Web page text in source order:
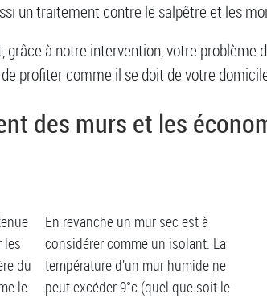
un traitement contre le salpêtre et les
grâce à notre intervention, votre problème
profiter comme il se doit de votre
des murs et les
les
du
le
En revanche un mur sec est à
considérer comme un isolant. La
température d’un mur humide ne
peut excéder 9°c (quel que soit le